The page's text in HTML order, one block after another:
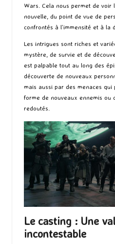
Wars. Cela nous permet de voir
nouvelle, du point de vue de
confrontés à l’immensité et à la
Les intrigues sont riches et
mystère, de survie et de
est palpable tout au long des
découverte de nouveaux
mais aussi par des menaces qui
forme de nouveaux ennemis ou
redoutés.
Le casting : Une
incontestable